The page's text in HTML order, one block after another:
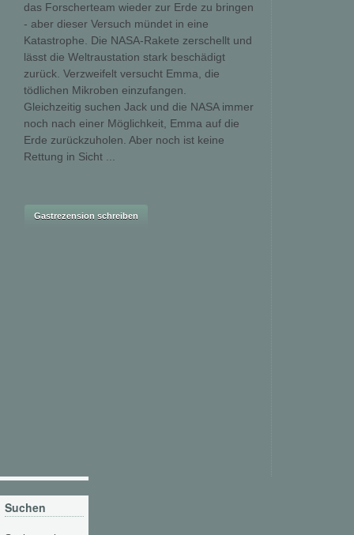
das Forscherteam wieder zur Erde zu bringen
- aber dieser Versuch mündet in eine
Katastrophe. Die NASA-Rakete zerschellt und
lässt die Weltraustation stark beschädigt
zurück. Verzweifelt versucht Emma, die
tödlichen Mikroben einzufangen.
Gleichzeitig suchen Jack und die NASA immer
noch nach einer Möglichkeit, Emma auf die
Erde zurückzuholen. Aber noch ist keine
Rettung in Sicht ...
Suchen